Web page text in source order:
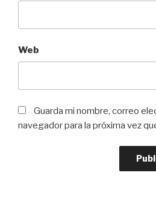
Web
Guarda mi nombre, correo
navegador para la próxima vez